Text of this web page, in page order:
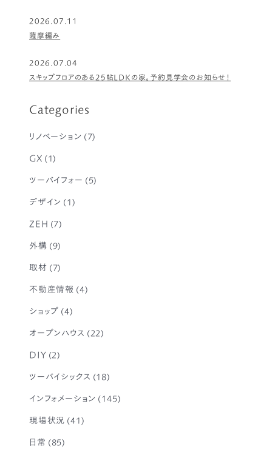
2026.07.11
薩摩編み
2026.07.04
スキップフロアのある25帖LDKの家。予約見学会のお知らせ！
Categories
リノベーション (7)
GX (1)
ツーバイフォー (5)
デザイン (1)
ZEH (7)
外構 (9)
取材 (7)
不動産情報 (4)
ショップ (4)
オープンハウス (22)
DIY (2)
ツーバイシックス (18)
インフォメーション (145)
現場状況 (41)
日常 (85)